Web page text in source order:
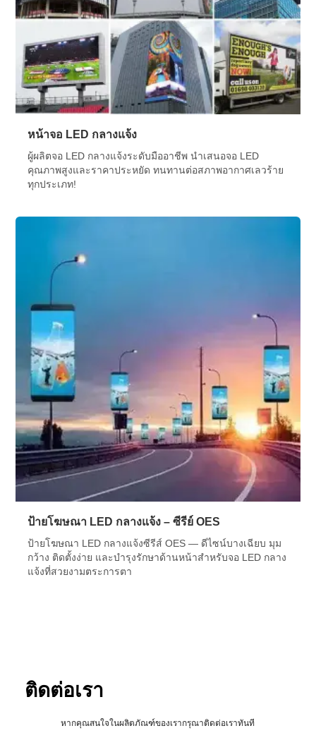
หน้าจอ LED กลางแจ้ง
ผู้ผลิตจอ LED กลางแจ้งระดับมืออาชีพ นำเสนอจอ LED
คุณภาพสูงและราคาประหยัด ทนทานต่อสภาพอากาศเลวร้าย
ทุกประเภท!
ป้ายโฆษณา LED กลางแจ้ง – ซีรีย์ OES
ป้ายโฆษณา LED กลางแจ้งซีรีส์ OES — ดีไซน์บางเฉียบ มุม
กว้าง ติดตั้งง่าย และบำรุงรักษาด้านหน้าสำหรับจอ LED กลาง
แจ้งที่สวยงามตระการตา
ติดต่อเรา
หากคุณสนใจในผลิตภัณฑ์ของเรากรุณาติดต่อเราทันที